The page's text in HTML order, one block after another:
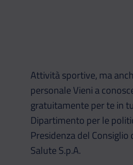
Attività sportive, ma
personale Vieni a
gratuitamente per te in
Dipartimento per le
Presidenza del
Salute S.p.A.